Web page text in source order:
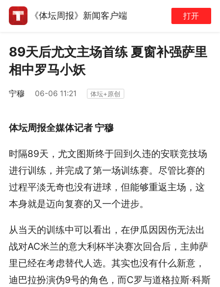
《体坛周报》新闻客户端 打开
89天后尤文主场首练 夏窗补强萨里
相中罗马小妖
宁穆 06-06 11:21 体坛+原创
体坛周报全媒体记者 宁穆
时隔89天，尤文图斯终于回到久违的安联竞技场
进行训练，并完成了第一场训练赛。尽管比赛的
过程平淡无奇也没有进球，但能够重返主场，这
本身就是迈向复赛的又一个进步。
从当天的训练中可以看出，在伊瓜因因伤无法出
战对AC米兰的意大利杯半决赛次回合后，主帅萨
里已经在考虑替代人选。其实也没有什么新意，
迪巴拉扮演伪9号的角色，而C罗与道格拉斯·科斯